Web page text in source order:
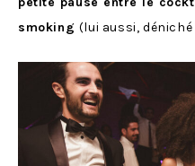
smoking (lui aussi,